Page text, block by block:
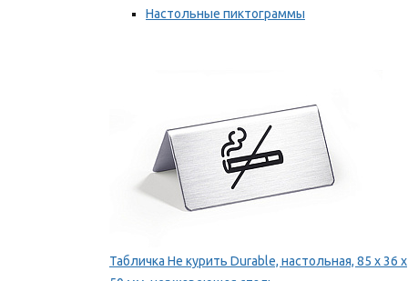
Настольные пиктограммы
Табличка Не курить Durable, настольная, 85 x 36 x